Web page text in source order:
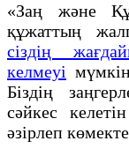
«Заң және
құжаттың
сіздің
келмеуі
Біздің
сәйкес
әзірлеп